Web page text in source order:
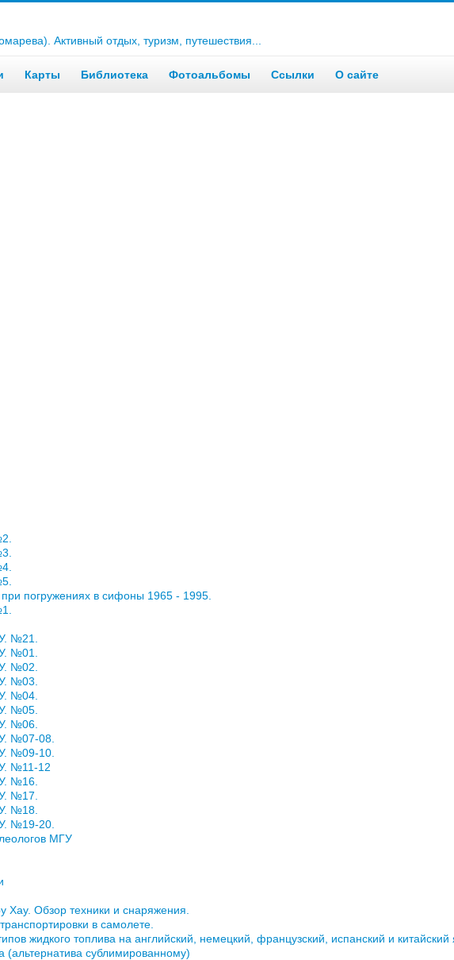
Активный отдых, туризм, путешествия...
Карты Библиотека Фотоальбомы Ссылки О сайте
погружениях в сифоны 1965 - 1995.
№21.
№01.
№02.
№03.
№04.
№05.
№06.
№07-08.
№09-10.
№11-12
№16.
№17.
№18.
№19-20.
МГУ
Обзор техники и снаряжения.
в самолете.
жидкого топлива на английский, немецкий, французский, испанский и китайский
(альтернатива сублимированному)